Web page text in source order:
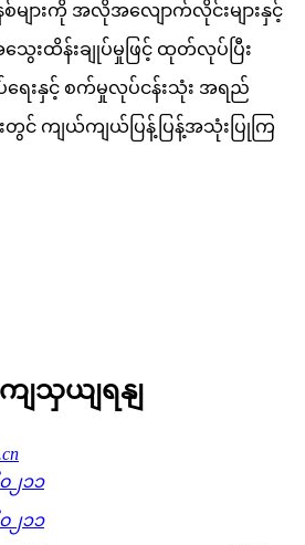
နစ်များကို အလိုအလျောက်လိုင်းများနှင့်
းထိန်းချုပ်မှုဖြင့် ထုတ်လုပ်ပြီး
ရေးနှင့် စက်မှုလုပ်ငန်းသုံး အရည်
းတွင် ကျယ်ကျယ်ပြန့်ပြန့်အသုံးပြုကြ
ျသှယျရနျ
၂၁၁
၂၁၁